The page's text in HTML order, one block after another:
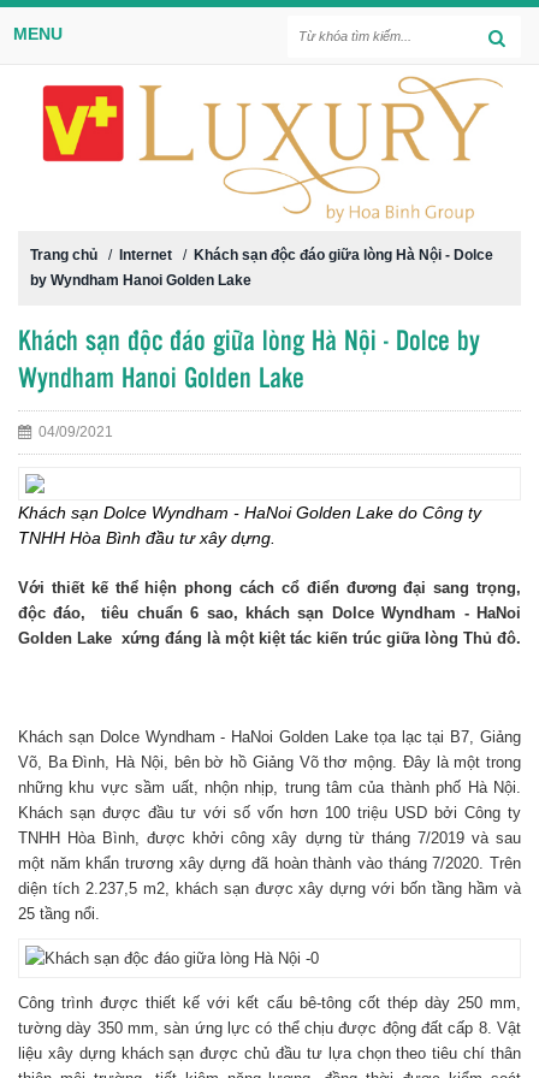
MENU
Trang chủ / Internet / Khách sạn độc đáo giữa lòng Hà Nội - Dolce
by Wyndham Hanoi Golden Lake
Khách sạn độc đáo giữa lòng Hà Nội - Dolce by
Wyndham Hanoi Golden Lake
04/09/2021
Khách sạn Dolce Wyndham - HaNoi Golden Lake do Công ty
TNHH Hòa Bình đầu tư xây dựng.
Với thiết kế thể hiện phong cách cổ điển đương đại sang trọng,
độc đáo, tiêu chuẩn 6 sao, khách sạn Dolce Wyndham - HaNoi
Golden Lake xứng đáng là một kiệt tác kiến trúc giữa lòng Thủ đô.
Khách sạn Dolce Wyndham - HaNoi Golden Lake tọa lạc tại B7, Giảng
Võ, Ba Đình, Hà Nội, bên bờ hồ Giảng Võ thơ mộng. Đây là một trong
những khu vực sầm uất, nhộn nhịp, trung tâm của thành phố Hà Nội.
Khách sạn được đầu tư với số vốn hơn 100 triệu USD bởi Công ty
TNHH Hòa Bình, được khởi công xây dựng từ tháng 7/2019 và sau
một năm khẩn trương xây dựng đã hoàn thành vào tháng 7/2020. Trên
diện tích 2.237,5 m2, khách sạn được xây dựng với bốn tầng hầm và
25 tầng nổi.
Công trình được thiết kế với kết cấu bê-tông cốt thép dày 250 mm,
tường dày 350 mm, sàn ứng lực có thể chịu được động đất cấp 8. Vật
liệu xây dựng khách sạn được chủ đầu tư lựa chọn theo tiêu chí thân